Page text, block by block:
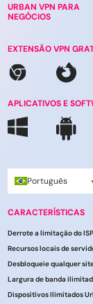
URBAN VPN PARA
NEGÓCIOS
EXTENSÃO VPN
APLICATIVOS E
Português
CARACTERÍSTICAS
Derrote a limitação do ISP
Desbloqueie qualquer
Dispositivos Ilimitados